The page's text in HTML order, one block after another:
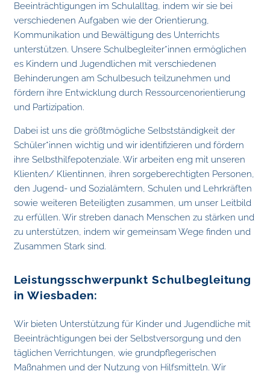
Beeinträchtigungen im Schulalltag, indem wir sie bei
verschiedenen Aufgaben wie der Orientierung,
Kommunikation und Bewältigung des Unterrichts
unterstützen. Unsere Schulbegleiter*innen ermöglichen
es Kindern und Jugendlichen mit verschiedenen
Behinderungen am Schulbesuch teilzunehmen und
fördern ihre Entwicklung durch Ressourcenorientierung
und Partizipation.
Dabei ist uns die größtmögliche Selbstständigkeit der
Schüler*innen wichtig und wir identifizieren und fördern
ihre Selbsthilfepotenziale. Wir arbeiten eng mit unseren
Klienten/ Klientinnen, ihren sorgeberechtigten Personen,
den Jugend- und Sozialämtern, Schulen und Lehrkräften
sowie weiteren Beteiligten zusammen, um unser Leitbild
zu erfüllen. Wir streben danach Menschen zu stärken und
zu unterstützen, indem wir gemeinsam Wege finden und
Zusammen Stark sind.
Leistungsschwerpunkt Schulbegleitung
in Wiesbaden:
Wir bieten Unterstützung für Kinder und Jugendliche mit
Beeinträchtigungen bei der Selbstversorgung und den
täglichen Verrichtungen, wie grundpflegerischen
Maßnahmen und der Nutzung von Hilfsmitteln. Wir